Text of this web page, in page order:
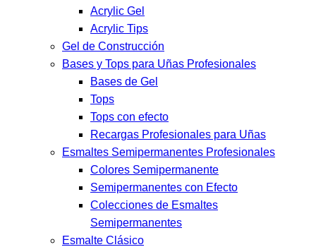
Acrylic Gel
Acrylic Tips
Gel de Construcción
Bases y Tops para Uñas Profesionales
Bases de Gel
Tops
Tops con efecto
Recargas Profesionales para Uñas
Esmaltes Semipermanentes Profesionales
Colores Semipermanente
Semipermanentes con Efecto
Colecciones de Esmaltes
Semipermanentes
Esmalte Clásico